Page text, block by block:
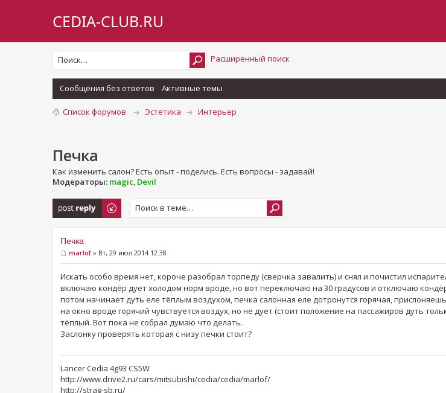
CEDIA-CLUB.RU
Расширенный поиск
Сообщения без ответов Активные темы
Список форумов Эстетика Интерьер
Печка
Как изменить салон? Есть опыт - поделись. Есть вопросы - задавай!
Модераторы: magic, Devil
Ответить
Печка
marlof » Вт, 29 июл 2014 12:38
Искать особо время нет, короче разобрал торпеду (сверчка завалить) и снял и почистил
включаю кондёр дует холодом норм вроде, но вот переключаю на 30 градусов и отключаю
потом начинает дуть еле тёплым воздухом, печка салонная еле дотронутся горячая,
на окно вроде горячий чувствуется воздух, но не дует (стоит положение на пассажиров дуть
тёплый. Вот пока не собрал думаю что делать.
Заслонку проверять которая с низу печки стоит?
Lancer Cedia 4g93 CS5W
http://www.drive2.ru/cars/mitsubishi/cedia/cedia/marlof/
http://strag-sb.ru/